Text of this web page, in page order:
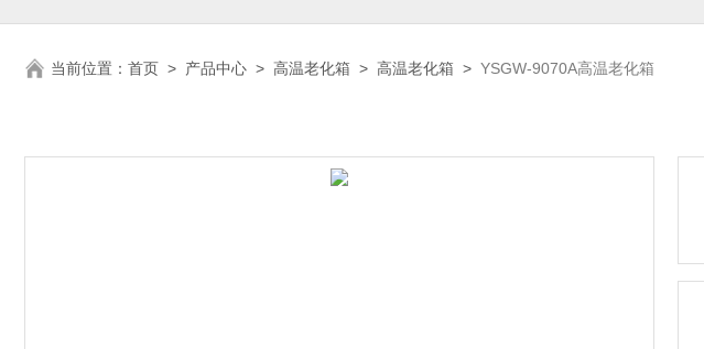
当前位置： 首页 > 产品中心 > 高温老化箱 > 高温老化箱 > YSGW-9070A高温老化箱